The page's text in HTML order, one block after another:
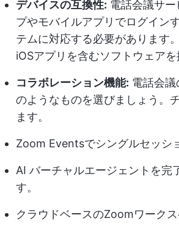
デバイスの互換性: 電話会議サ
プやモバイルアプリでログイン
テムに対応する必要があります
iOSアプリを含むソフトウェアを
コラボレーション機能: 電話会
のようなものを選びましょう。
ます。
Zoom Eventsでシングルセッシ
AI バーチャルエージェントを完
す。
クラウドベースのZoomワーク